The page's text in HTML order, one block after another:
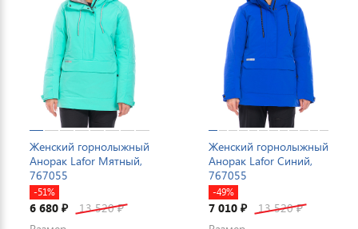
Женский горнолыжный
Анорак Lafor Мятный,
767055
-51%
6 680 ₽ 13 520₽
Женский горнолыжный
Анорак Lafor Синий,
767055
-49%
7 010 ₽ 13 520₽